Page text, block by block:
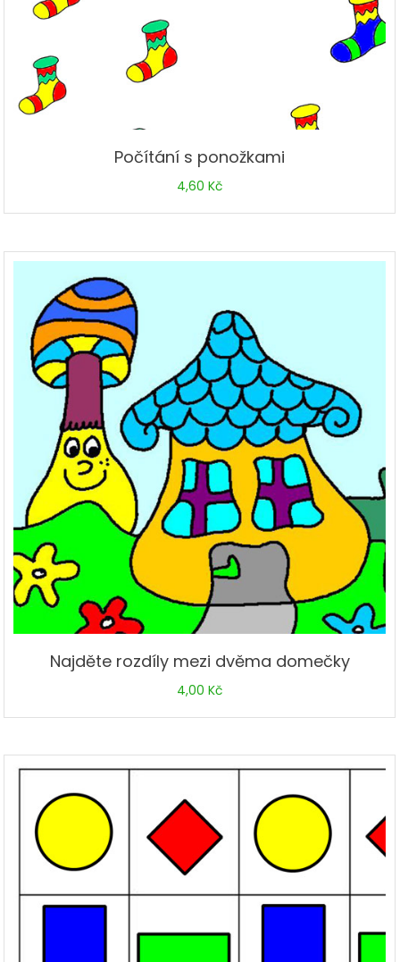
Počítání s ponožkami
4,60 Kč
Najděte rozdíly mezi dvěma domečky
4,00 Kč